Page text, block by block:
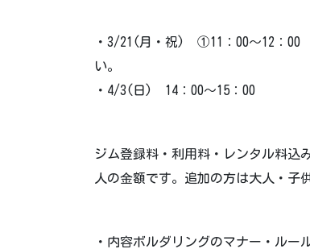
・3/21(月・祝) ①11：00～12：00
い。
・4/3(日) 14：00～15：00
ジム登録料・利用料・レンタル料込
人の金額です。追加の方は大人・子
・内容ボルダリングのマナー・ル